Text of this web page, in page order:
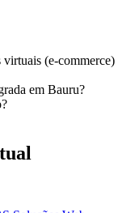
(e-commerce)
em Bauru?